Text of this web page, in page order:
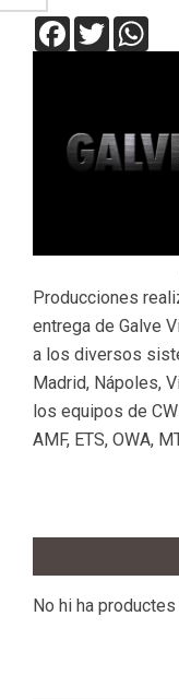
Facebook
Twitter
El equipo
Producciones
entrega de Galve
a los diversos
Madrid, Nápoles,
los equipos de
AMF, ETS, OWA,
03-
No hi ha